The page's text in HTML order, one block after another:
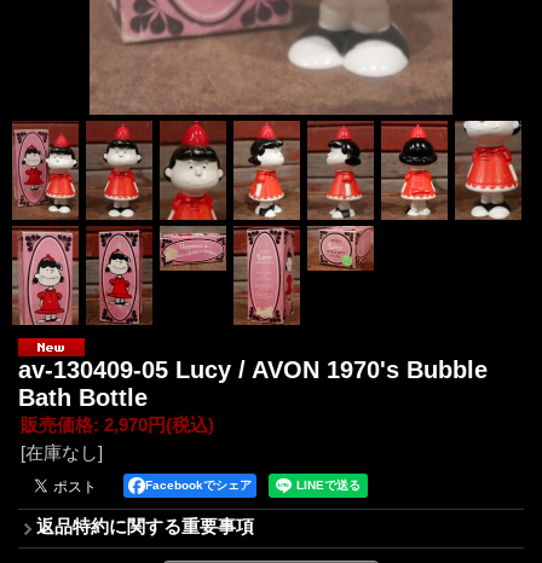
av-130409-05 Lucy / AVON 1970's Bubble
Bath Bottle
販売価格: 2,970円(税込)
[在庫なし]
Facebookでシェア
返品特約に関する重要事項